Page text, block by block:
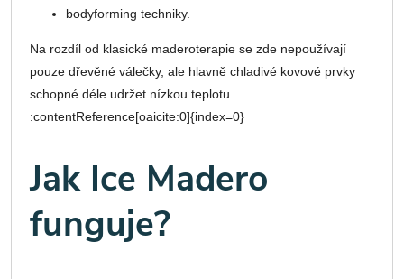
bodyforming techniky.
Na rozdíl od klasické maderoterapie se zde nepoužívají
pouze dřevěné válečky, ale hlavně chladivé kovové prvky
schopné déle udržet nízkou teplotu.
:contentReference[oaicite:0]{index=0}
Jak Ice Madero
funguje?